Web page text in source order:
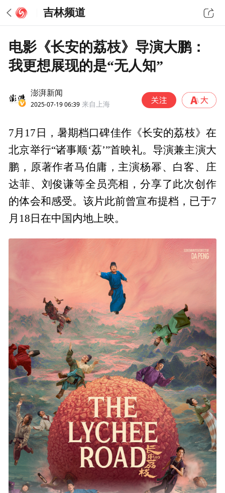
吉林频道
电影《长安的荔枝》导演大鹏：
我更想展现的是“无人知”
澎湃新闻
2025-07-19 06:39 来自上海
7月17日，暑期档口碑佳作《长安的荔枝》在
北京举行“诸事顺‘荔’”首映礼。导演兼主演大
鹏，原著作者马伯庸，主演杨幂、白客、庄
达菲、刘俊谦等全员亮相，分享了此次创作
的体会和感受。该片此前曾宣布提档，已于7
月18日在中国内地上映。